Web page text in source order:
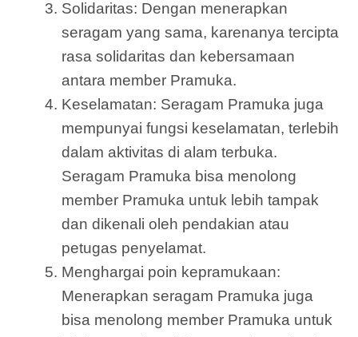
Solidaritas: Dengan menerapkan
seragam yang sama, karenanya tercipta
rasa solidaritas dan kebersamaan
antara member Pramuka.
Keselamatan: Seragam Pramuka juga
mempunyai fungsi keselamatan, terlebih
dalam aktivitas di alam terbuka.
Seragam Pramuka bisa menolong
member Pramuka untuk lebih tampak
dan dikenali oleh pendakian atau
petugas penyelamat.
Menghargai poin kepramukaan:
Menerapkan seragam Pramuka juga
bisa menolong member Pramuka untuk